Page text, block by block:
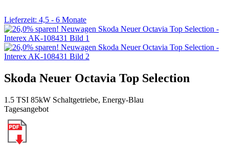
Lieferzeit: 4,5 - 6 Monate
Skoda Neuer Octavia Top Selection
1.5 TSI 85kW Schaltgetriebe, Energy-Blau
Tagesangebot